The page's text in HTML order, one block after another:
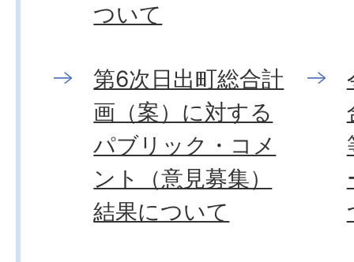
ついて
第6次日出町総合計
画（案）に対する
パブリック・コメ
ント（意見募集）
結果について